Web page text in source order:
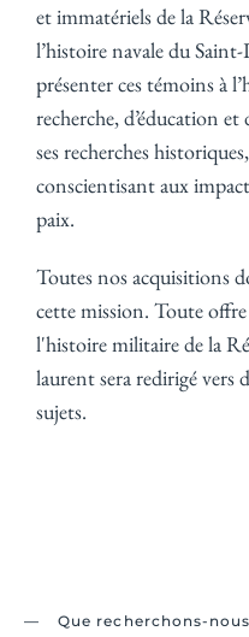
et immatériels de la
l’histoire navale du
présenter ces témoins à
recherche, d’éducation
ses recherches
conscientisant aux
paix.
Toutes nos acquisitions
cette mission. Toute
l'histoire militaire de la
laurent sera redirigé vers
sujets.
Que recherchons-